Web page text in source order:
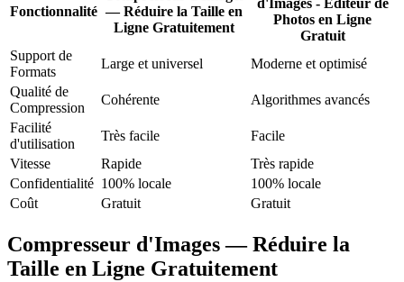
Fonctionnalité — Réduire la Taille en
Ligne Gratuitement
Photos en Ligne
Gratuit
Support de
Formats
Large et universel
Moderne et optimisé
Qualité de
Compression
Cohérente
Algorithmes avancés
Facilité
d'utilisation
Très facile
Facile
Vitesse
Rapide
Très rapide
Confidentialité 100% locale
100% locale
Coût
Gratuit Gratuit
Compresseur d'Images — Réduire la
Taille en Ligne Gratuitement